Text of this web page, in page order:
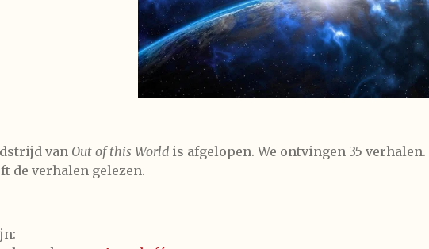
van Out of this World is afgelopen. We ontvingen 35
de verhalen gelezen.